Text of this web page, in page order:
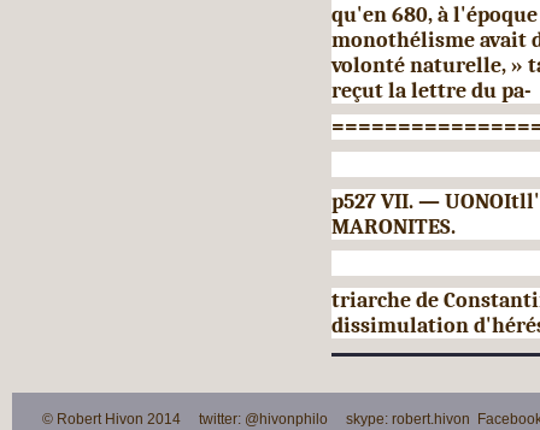
qu'en 680, à
monothélisme avait
volonté naturelle, »
reçut la lettre du pa-
p527 VII. —
MARONITES.
triarche de
dissimula­tion
© Robert Hivon 2014 twitter: @hivonphilo skype: robert.hivon